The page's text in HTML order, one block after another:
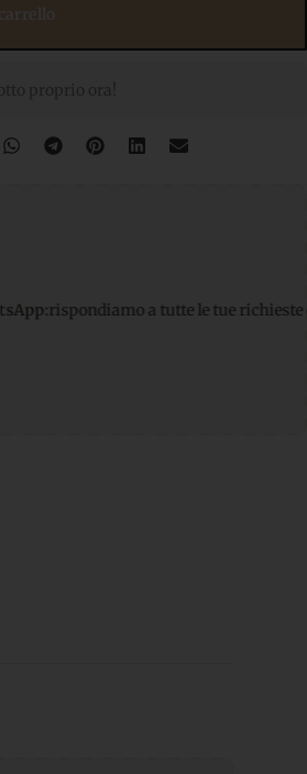
a tutte le tue richieste dirette